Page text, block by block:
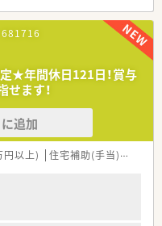
働7時間で、週35時間勤務体
め！プライベートも充実で
で仕事のスケジュールを調整
剤・監査・服薬指導・配達を
観点から服薬状況の確認やサ
681716
★年間休日121日！賞与
ます！
追加
以上) 住宅補助(手当)あり